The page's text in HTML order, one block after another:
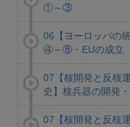
①～③
06【ヨーロッパの
④～⑧・EUの成立
07【核開発と反核
史】核兵器の開発
07【核開発と反核